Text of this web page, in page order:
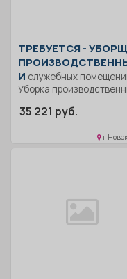
ТРЕБУЕТСЯ -
И служебных
Уборка
Полный рабочий день..
35 221 руб.
г